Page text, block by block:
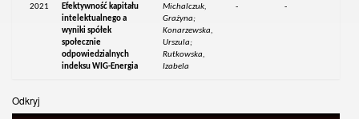
2021
Efektywność kapitału
intelektualnego a
wyniki spółek
społecznie
odpowiedzialnych
indeksu WIG-Energia
Michalczuk,
Grażyna;
Konarzewska,
Urszula;
Rutkowska,
Izabela
- -
Odkryj